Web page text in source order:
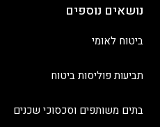
נושאים נוספים
ביטוח לאומי
תביעות פוליסות ביטוח
בתים משותפים וסכסוכי שכנים